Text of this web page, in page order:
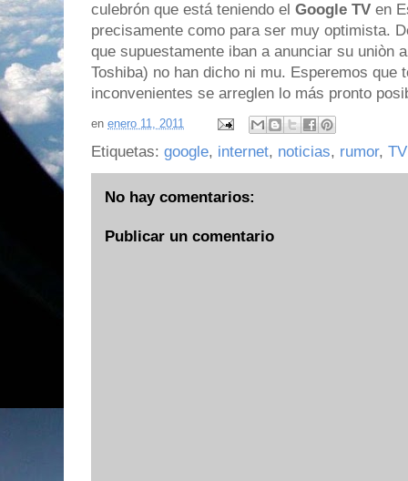
culebrón que está teniendo el Google TV en
precisamente como para ser muy optimista.
que supuestamente iban a anunciar su uniòn
Toshiba) no han dicho ni mu. Esperemos que
inconvenientes se arreglen lo más pronto
en enero 11, 2011
Etiquetas: google, internet, noticias, rumor, TV
No hay comentarios:
Publicar un comentario